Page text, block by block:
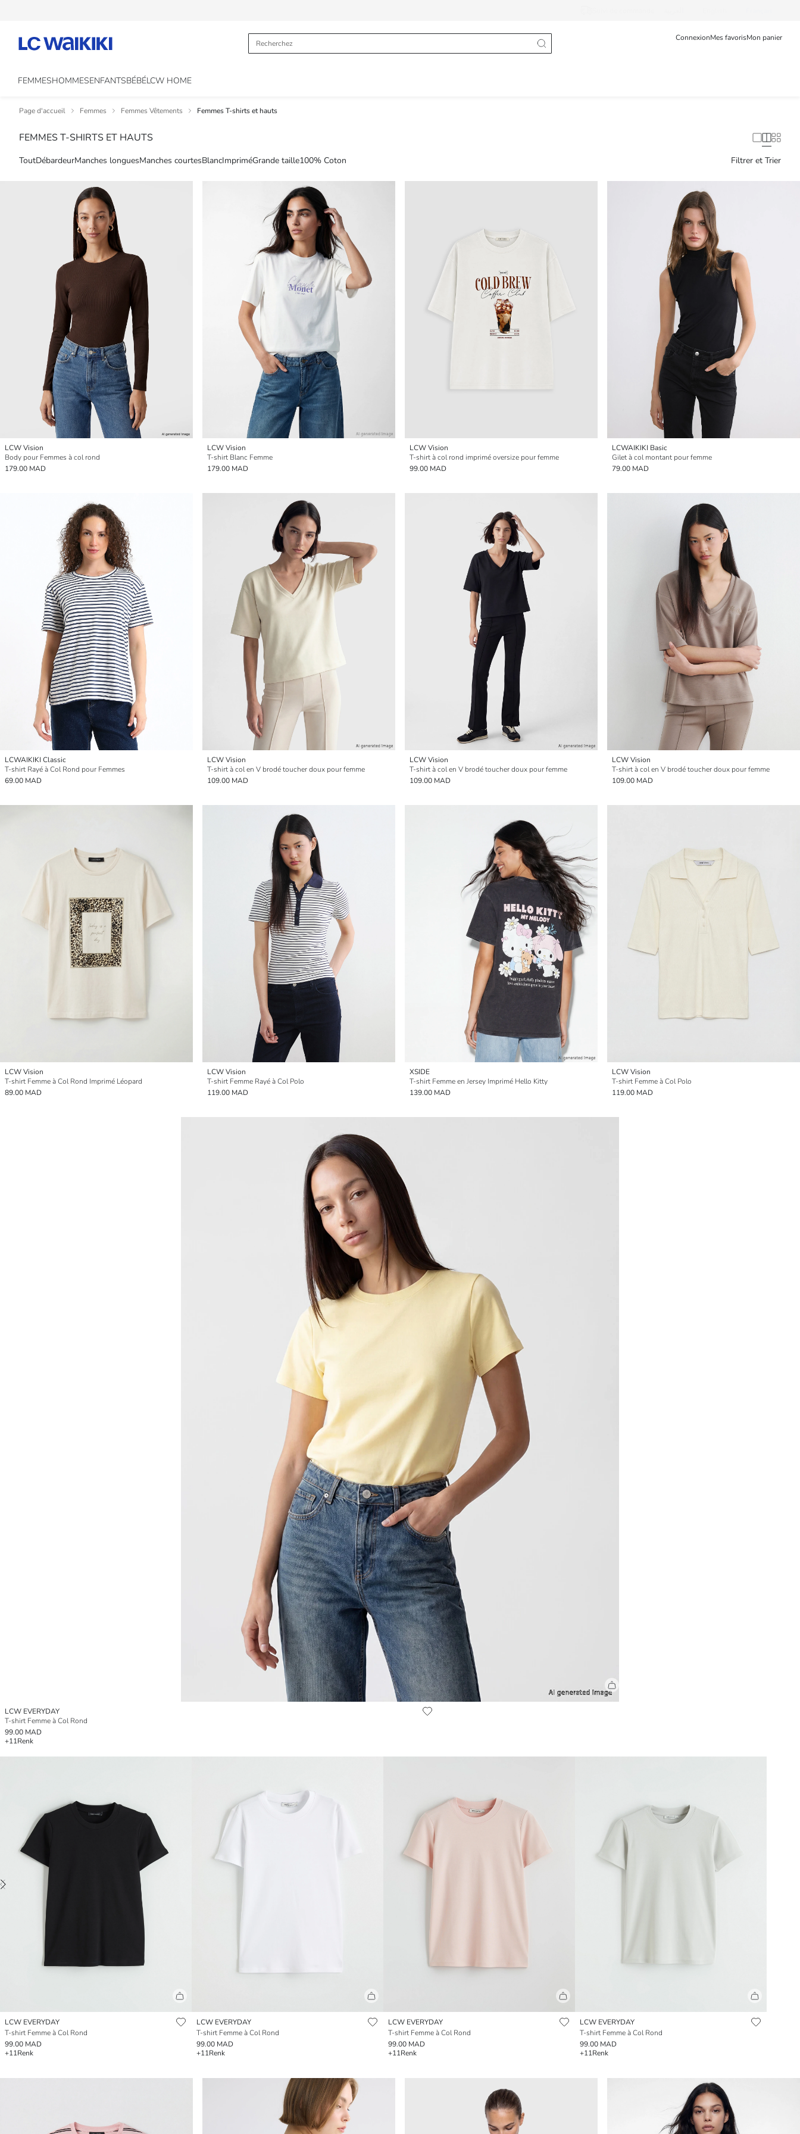
ConnexionMes favorisMon panier
FEMMESHOMMESENFANTSBÉBÉLCW HOME
Page d'accueil Femmes Femmes Vêtements Femmes T-shirts et hauts
FEMMES T-SHIRTS ET HAUTS
ToutDébardeurManches longuesManches courtesBlancImpriméGrande taille100% Coton Filtrer et Trier
LCW Vision
Body pour Femmes à col rond
179.00 MAD
LCW Vision
T-shirt Blanc Femme
179.00 MAD
LCW Vision
T-shirt à col rond imprimé oversize pour femme
99.00 MAD
LCWAIKIKI Basic
Gilet à col montant pour femme
79.00 MAD
LCWAIKIKI Classic
T-shirt Rayé à Col Rond pour Femmes
69.00 MAD
LCW Vision
T-shirt à col en V brodé toucher doux pour femme
109.00 MAD
LCW Vision
T-shirt à col en V brodé toucher doux pour femme
109.00 MAD
LCW Vision
T-shirt à col en V brodé toucher doux pour femme
109.00 MAD
LCW Vision
T-shirt Femme à Col Rond Imprimé Léopard
89.00 MAD
LCW Vision
T-shirt Femme Rayé à Col Polo
119.00 MAD
XSIDE
T-shirt Femme en Jersey Imprimé Hello Kitty
139.00 MAD
LCW Vision
T-shirt Femme à Col Polo
119.00 MAD
LCW EVERYDAY
T-shirt Femme à Col Rond
99.00 MAD
+11Renk
LCW EVERYDAY
T-shirt Femme à Col Rond
99.00 MAD
+11Renk
LCW EVERYDAY
T-shirt Femme à Col Rond
99.00 MAD
+11Renk
LCW EVERYDAY
T-shirt Femme à Col Rond
99.00 MAD
+11Renk
LCW EVERYDAY
T-shirt Femme à Col Rond
99.00 MAD
+11Renk